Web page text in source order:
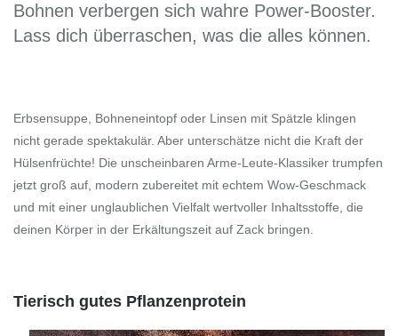
Bohnen verbergen sich wahre Power-Booster.
Lass dich überraschen, was die alles können.
Erbsensuppe, Bohneneintopf oder Linsen mit Spätzle klingen
nicht gerade spektakulär. Aber unterschätze nicht die Kraft der
Hülsenfrüchte! Die unscheinbaren Arme-Leute-Klassiker trumpfen
jetzt groß auf, modern zubereitet mit echtem Wow-Geschmack
und mit einer unglaublichen Vielfalt wertvoller Inhaltsstoffe, die
deinen Körper in der Erkältungszeit auf Zack bringen.
Tierisch gutes Pflanzenprotein